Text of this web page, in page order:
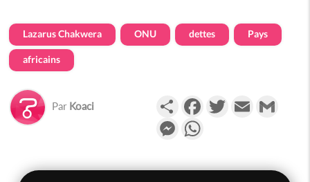
Lazarus Chakwera ONU dettes Pays
africains
Par Koaci PartagerFacebookTwitterEmail
Messenger